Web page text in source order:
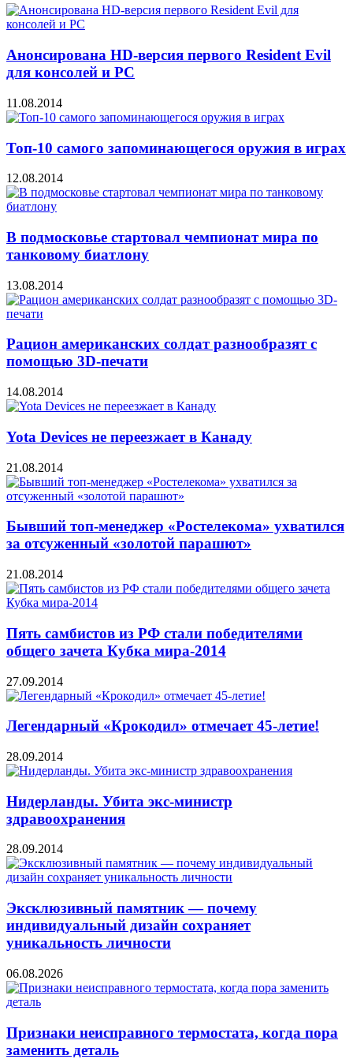
Анонсирована HD-версия первого Resident Evil
для консолей и PC
11.08.2014
Топ-10 самого запоминающегося оружия в играх
12.08.2014
В подмосковье стартовал чемпионат мира по
танковому биатлону
13.08.2014
Рацион американских солдат разнообразят с
помощью 3D-печати
14.08.2014
Yota Devices не переезжает в Канаду
21.08.2014
Бывший топ-менеджер «Ростелекома» ухватился
за отсуженный «золотой парашют»
21.08.2014
Пять самбистов из РФ стали победителями
общего зачета Кубка мира-2014
27.09.2014
Легендарный «Крокодил» отмечает 45-летие!
28.09.2014
Нидерланды. Убита экс-министр
здравоохранения
28.09.2014
Эксклюзивный памятник — почему
индивидуальный дизайн сохраняет
уникальность личности
06.08.2026
Признаки неисправного термостата, когда пора
заменить деталь